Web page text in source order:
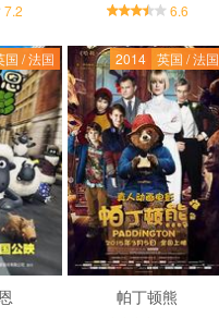
7.2 6.6
国 / 法国 2014 英国 / 法国
帕丁顿熊